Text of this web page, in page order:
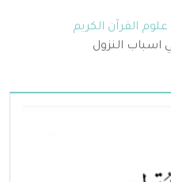
علوم القرآن الكريم
اسباب النزول